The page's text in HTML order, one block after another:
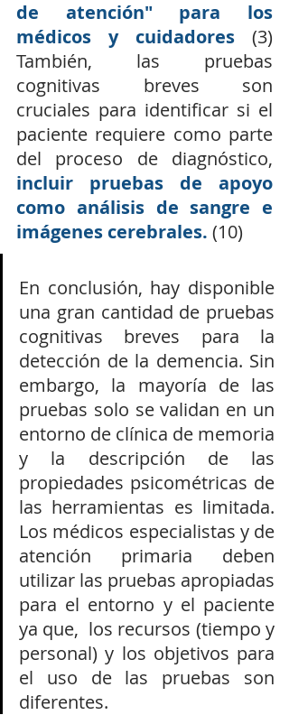
de atención" para los
médicos y cuidadores (3)
También, las pruebas
cognitivas breves son
cruciales para identificar si el
paciente requiere como parte
incluir pruebas de apoyo
como análisis de sangre e
imágenes cerebrales. (10)
En conclusión, hay disponible
una gran cantidad de pruebas
cognitivas breves para la
detección de la demencia. Sin
embargo, la mayoría de las
pruebas solo se validan en un
entorno de clínica de memoria
y la descripción de las
propiedades psicométricas de
las herramientas es limitada.
Los médicos especialistas y de
atención primaria deben
utilizar las pruebas apropiadas
para el entorno y el paciente
ya que,  los recursos (tiempo y
personal) y los objetivos para
el uso de las pruebas son
diferentes.